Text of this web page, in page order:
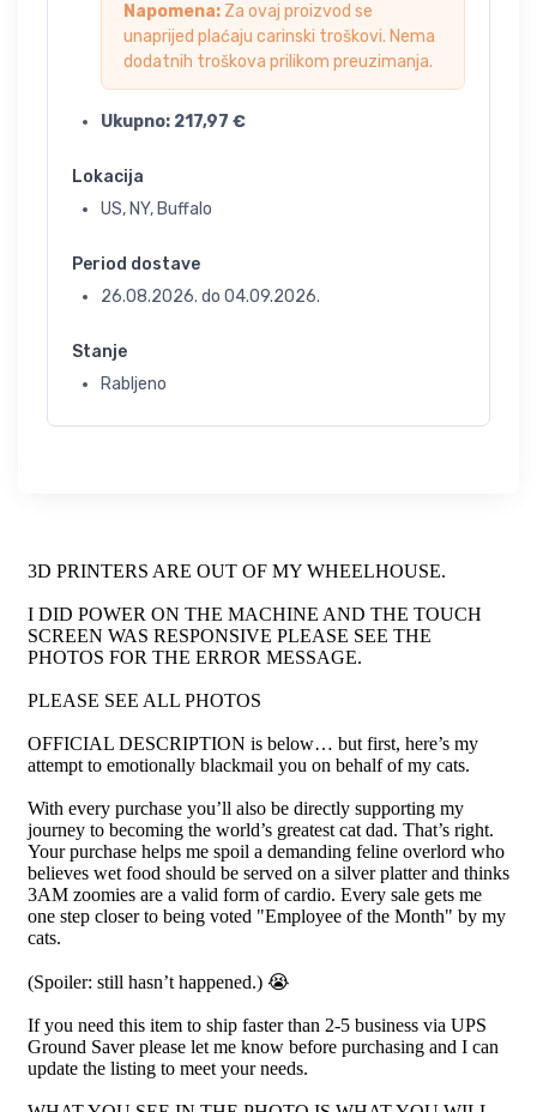
Napomena: Za ovaj proizvod se
unaprijed plaćaju carinski troškovi. Nema
dodatnih troškova prilikom preuzimanja.
Ukupno: 217,97 €
Lokacija
US, NY, Buffalo
Period dostave
26.08.2026. do 04.09.2026.
Stanje
Rabljeno